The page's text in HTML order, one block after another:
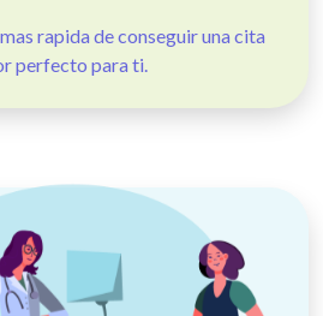
rapida de conseguir una cita
perfecto para ti.